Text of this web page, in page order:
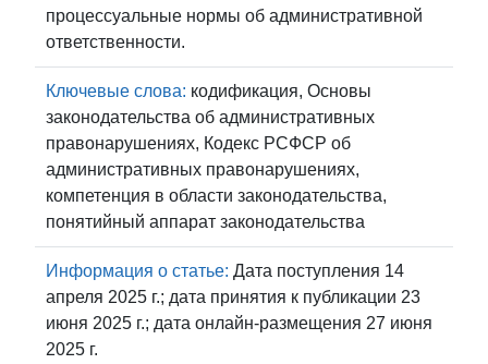
процессуальные нормы об административной
ответственности.
Ключевые слова: кодификация, Основы
законодательства об административных
правонарушениях, Кодекс РСФСР об
административных правонарушениях,
компетенция в области законодательства,
понятийный аппарат законодательства
Информация о статье: Дата поступления 14
апреля 2025 г.; дата принятия к публикации 23
июня 2025 г.; дата онлайн-размещения 27 июня
2025 г.